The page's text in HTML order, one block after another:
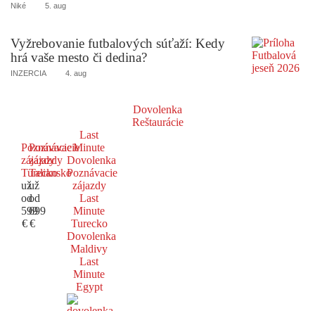
Niké 5. aug
Vyžrebovanie futbalových súťaží: Kedy
hrá vaše mesto či dedina?
INZERCIA 4. aug
Dovolenka
Reštaurácie
Poznávacie
zájazdy
Turecko
už
od
599
€
Poznávacie
zájazdy
Taliansko
už
od
699
€
Last
Minute
Dovolenka
Poznávacie
zájazdy
Last
Minute
Turecko
Dovolenka
Maldivy
Last
Minute
Egypt